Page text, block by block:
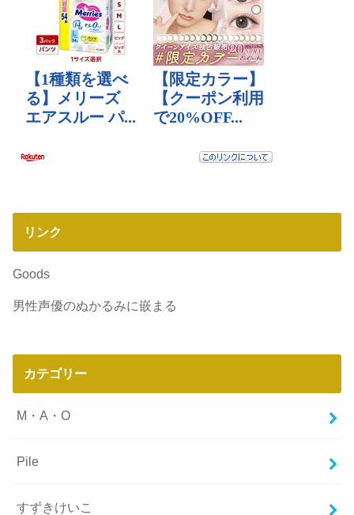
リンク
Goods
男性声優のぬかるみに嵌まる
カテゴリー
M・A・O
Pile
すずきけいこ